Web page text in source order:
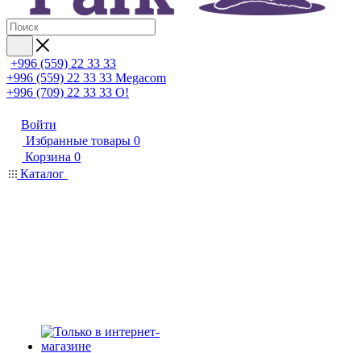
+996 (559) 22 33 33
+996 (559) 22 33 33 Megacom
+996 (709) 22 33 33 O!
Войти
Избранные товары 0
Корзина 0
Каталог